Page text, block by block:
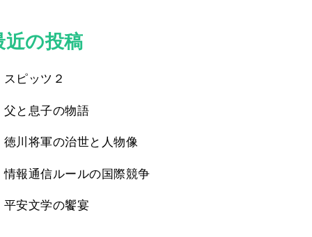
近の投稿
スピッツ２
父と息子の物語
徳川将軍の治世と人物像
情報通信ルールの国際競争
平安文学の饗宴